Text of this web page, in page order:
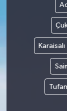
Karaisalı